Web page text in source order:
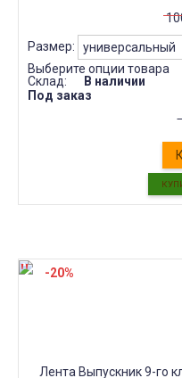
Размер:
Выберите опции товара
Склад:
В наличии
Под заказ
-20%